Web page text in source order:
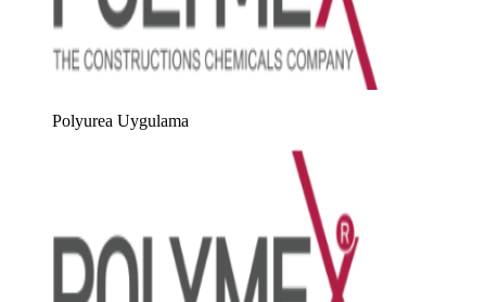
Polyurea Uygulama